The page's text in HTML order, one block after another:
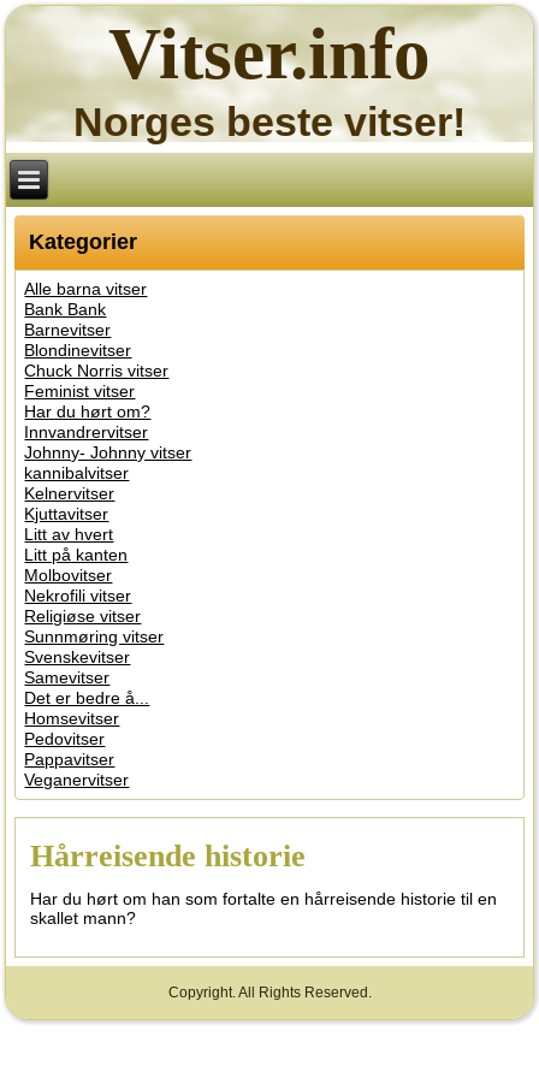
Vitser.info
Norges beste vitser!
Kategorier
Alle barna vitser
Bank Bank
Barnevitser
Blondinevitser
Chuck Norris vitser
Feminist vitser
Har du hørt om?
Innvandrervitser
Johnny- Johnny vitser
kannibalvitser
Kelnervitser
Kjuttavitser
Litt av hvert
Litt på kanten
Molbovitser
Nekrofili vitser
Religiøse vitser
Sunnmøring vitser
Svenskevitser
Samevitser
Det er bedre å...
Homsevitser
Pedovitser
Pappavitser
Veganervitser
Hårreisende historie
Har du hørt om han som fortalte en hårreisende historie til en
skallet mann?
Copyright. All Rights Reserved.